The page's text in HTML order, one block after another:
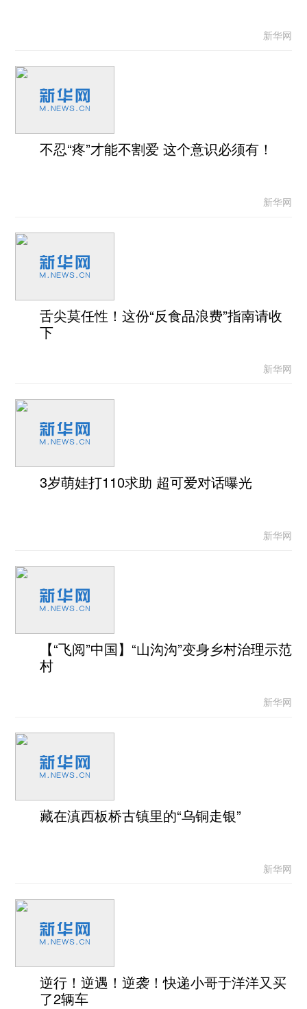
新华网
不忍“疼”才能不割爱 这个意识必须有！
新华网
舌尖莫任性！这份“反食品浪费”指南请收
下
新华网
3岁萌娃打110求助 超可爱对话曝光
新华网
【“飞阅”中国】“山沟沟”变身乡村治理示范
村
新华网
藏在滇西板桥古镇里的“乌铜走银”
新华网
逆行！逆遇！逆袭！快递小哥于洋洋又买
了2辆车